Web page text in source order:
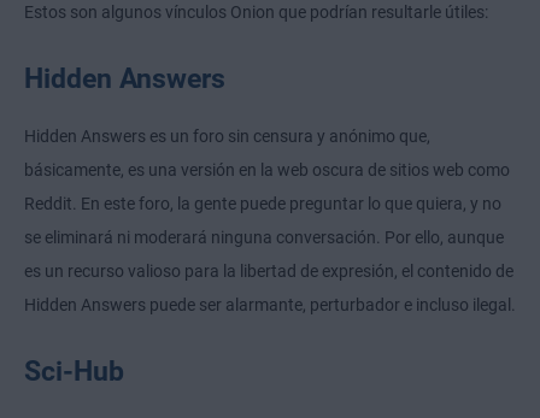
Estos son algunos vínculos Onion que podrían resultarle útiles:
Hidden Answers
Hidden Answers es un foro sin censura y anónimo que,
básicamente, es una versión en la web oscura de sitios web como
Reddit. En este foro, la gente puede preguntar lo que quiera, y no
se eliminará ni moderará ninguna conversación. Por ello, aunque
es un recurso valioso para la libertad de expresión, el contenido de
Hidden Answers puede ser alarmante, perturbador e incluso ilegal.
Sci-Hub